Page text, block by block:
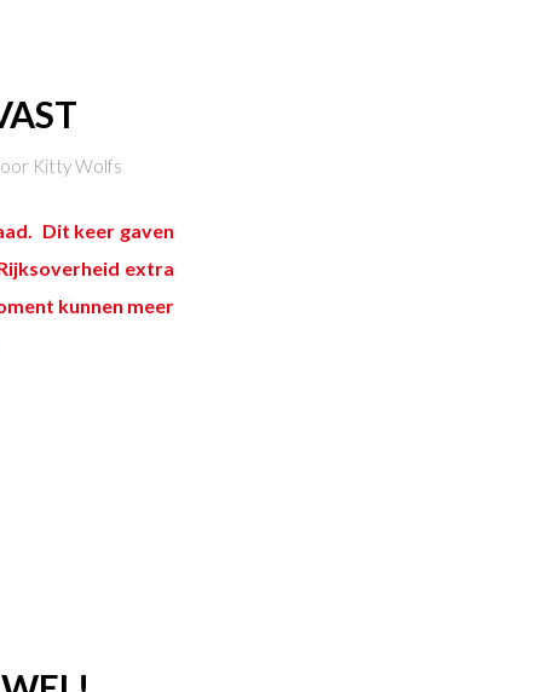
Kitty Wolfs
Dit keer gaven
extra
kunnen meer